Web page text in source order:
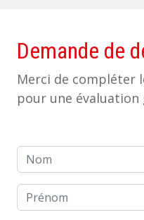
Demande de
Merci de compléter
pour une
Nom
Prénom